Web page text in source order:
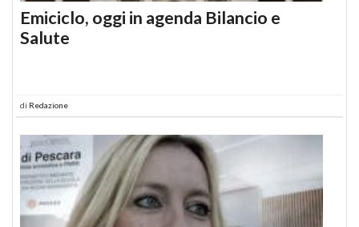
Emiciclo, oggi in agenda Bilancio e
Salute
di Redazione